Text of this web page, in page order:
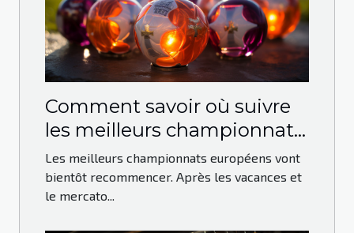
Comment savoir où suivre
les meilleurs championnats
européens ?
Les meilleurs championnats européens vont
bientôt recommencer. Après les vacances et
le mercato...